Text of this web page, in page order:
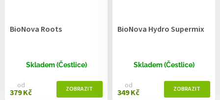
BioNova Roots
Skladem (Čestlice)
od
379 Kč
BioNova Hydro Supermix
Skladem (Čestlice)
od
349 Kč